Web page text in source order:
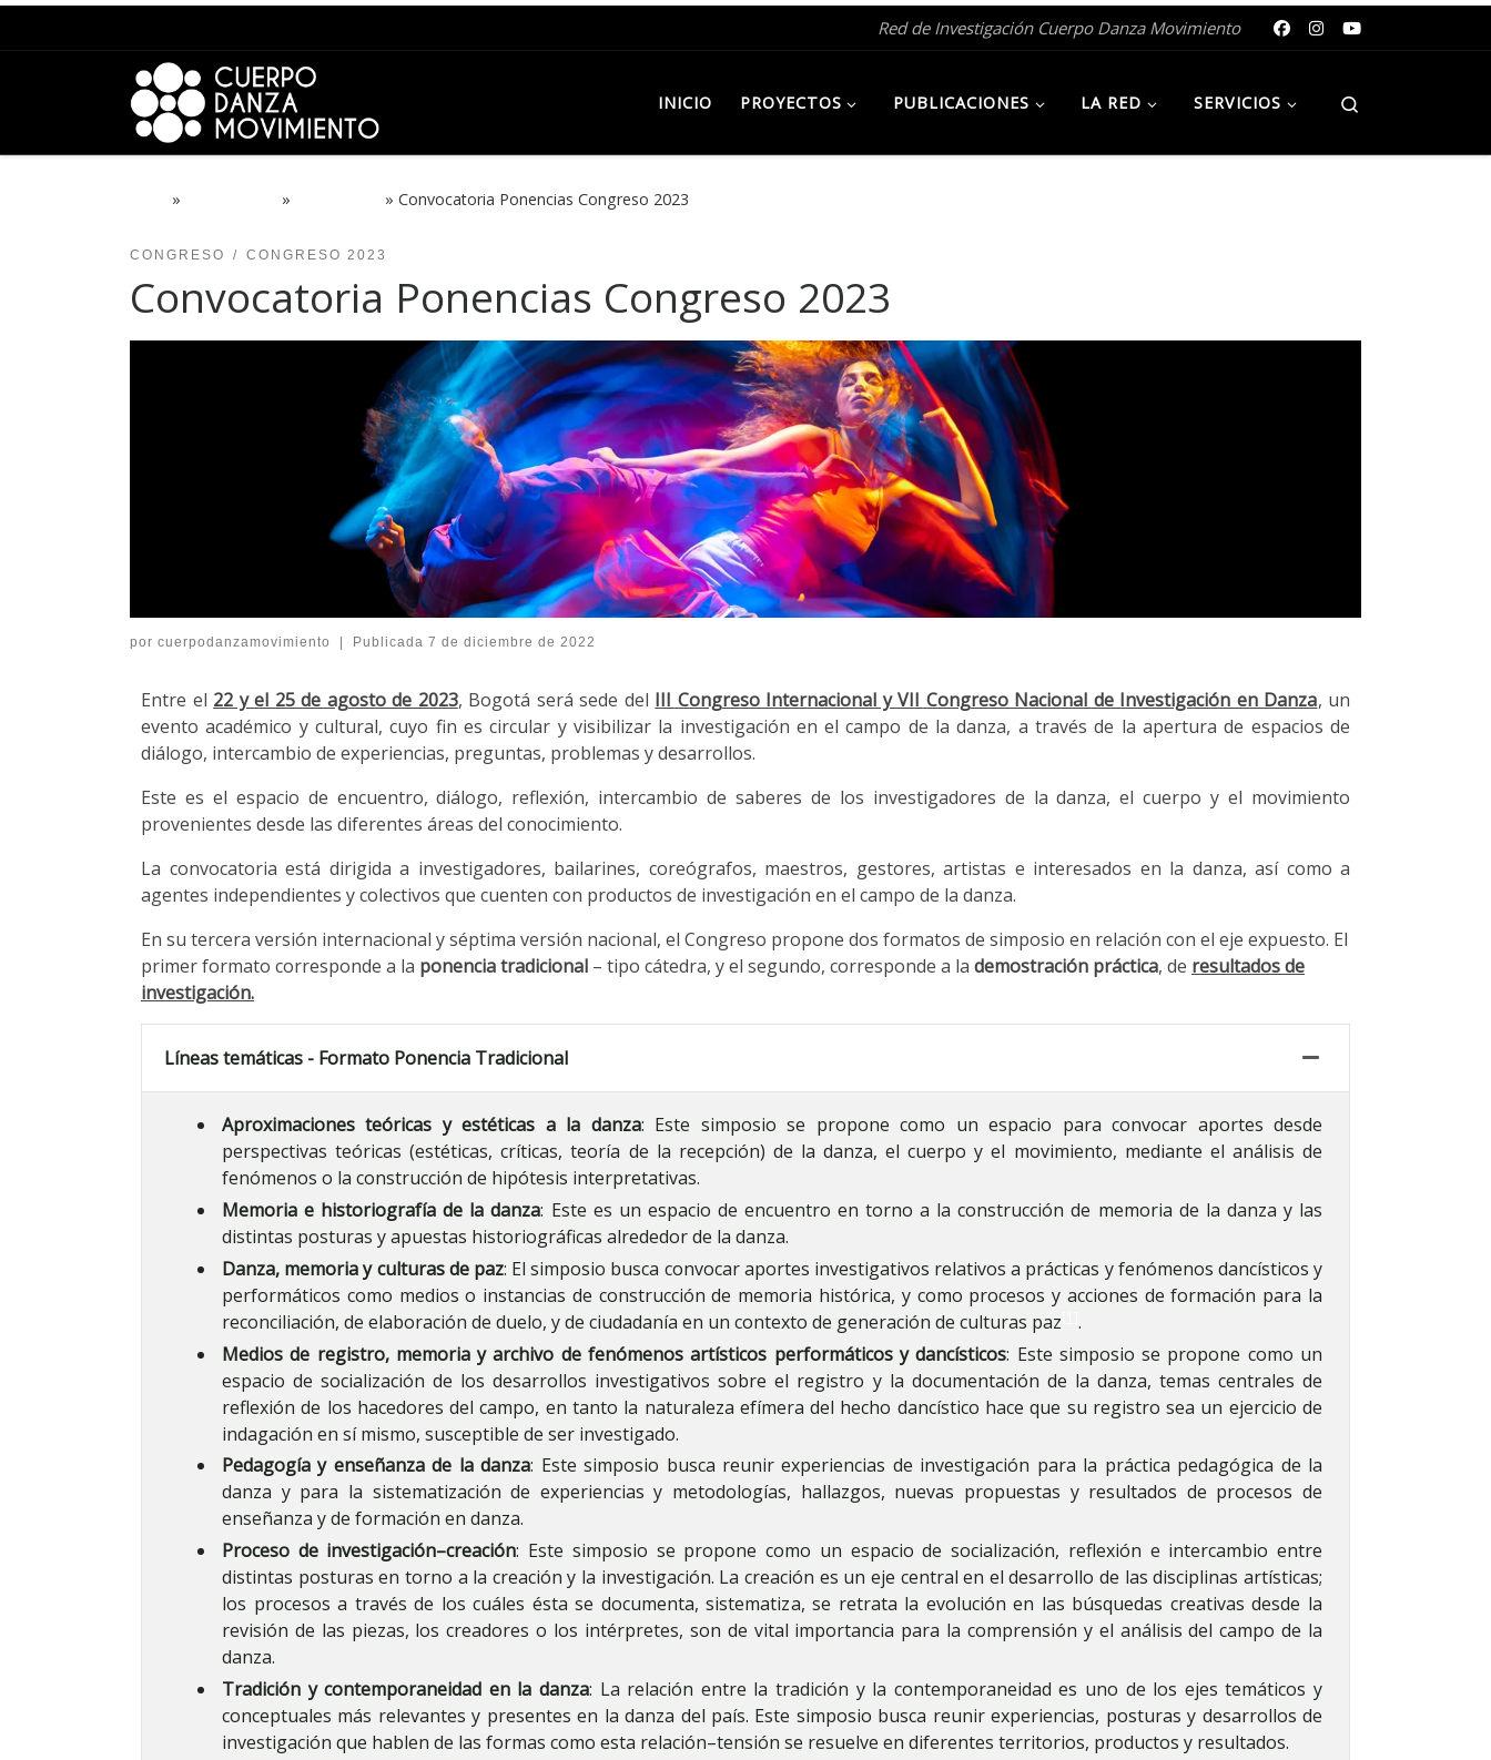
Red de Investigación Cuerpo Danza Movimiento
INICIO PROYECTOS PUBLICACIONES LA RED SERVICIOS
» » » Convocatoria Ponencias Congreso 2023
CONGRESO CONGRESO 2023
Convocatoria Ponencias Congreso 2023
por cuerpodanzamovimiento | Publicada 7 de diciembre de 2022
Entre el 22 y el 25 de agosto de 2023, Bogotá será sede del III Congreso Internacional y VII Congreso Nacional de Investigación en Danza, un
evento académico y cultural, cuyo fin es circular y visibilizar la investigación en el campo de la danza, a través de la apertura de espacios de
diálogo, intercambio de experiencias, preguntas, problemas y desarrollos.
Este es el espacio de encuentro, diálogo, reflexión, intercambio de saberes de los investigadores de la danza, el cuerpo y el movimiento
provenientes desde las diferentes áreas del conocimiento.
La convocatoria está dirigida a investigadores, bailarines, coreógrafos, maestros, gestores, artistas e interesados en la danza, así como a
agentes independientes y colectivos que cuenten con productos de investigación en el campo de la danza.
En su tercera versión internacional y séptima versión nacional, el Congreso propone dos formatos de simposio en relación con el eje expuesto. El
primer formato corresponde a la ponencia tradicional – tipo cátedra, y el segundo, corresponde a la demostración práctica, de resultados de
investigación.
Líneas temáticas - Formato Ponencia Tradicional
Aproximaciones teóricas y estéticas a la danza: Este simposio se propone como un espacio para convocar aportes desde
perspectivas teóricas (estéticas, críticas, teoría de la recepción) de la danza, el cuerpo y el movimiento, mediante el análisis de
fenómenos o la construcción de hipótesis interpretativas.
Memoria e historiografía de la danza: Este es un espacio de encuentro en torno a la construcción de memoria de la danza y las
distintas posturas y apuestas historiográficas alrededor de la danza.
Danza, memoria y culturas de paz: El simposio busca convocar aportes investigativos relativos a prácticas y fenómenos dancísticos y
performáticos como medios o instancias de construcción de memoria histórica, y como procesos y acciones de formación para la
reconciliación, de elaboración de duelo, y de ciudadanía en un contexto de generación de culturas paz
.
Medios de registro, memoria y archivo de fenómenos artísticos performáticos y dancísticos: Este simposio se propone como un
espacio de socialización de los desarrollos investigativos sobre el registro y la documentación de la danza, temas centrales de
reflexión de los hacedores del campo, en tanto la naturaleza efímera del hecho dancístico hace que su registro sea un ejercicio de
indagación en sí mismo, susceptible de ser investigado.
Pedagogía y enseñanza de la danza: Este simposio busca reunir experiencias de investigación para la práctica pedagógica de la
danza y para la sistematización de experiencias y metodologías, hallazgos, nuevas propuestas y resultados de procesos de
enseñanza y de formación en danza.
Proceso de investigación–creación: Este simposio se propone como un espacio de socialización, reflexión e intercambio entre
distintas posturas en torno a la creación y la investigación. La creación es un eje central en el desarrollo de las disciplinas artísticas;
los procesos a través de los cuáles ésta se documenta, sistematiza, se retrata la evolución en las búsquedas creativas desde la
revisión de las piezas, los creadores o los intérpretes, son de vital importancia para la comprensión y el análisis del campo de la
danza.
Tradición y contemporaneidad en la danza: La relación entre la tradición y la contemporaneidad es uno de los ejes temáticos y
conceptuales más relevantes y presentes en la danza del país. Este simposio busca reunir experiencias, posturas y desarrollos de
investigación que hablen de las formas como esta relación–tensión se resuelve en diferentes territorios, productos y resultados.